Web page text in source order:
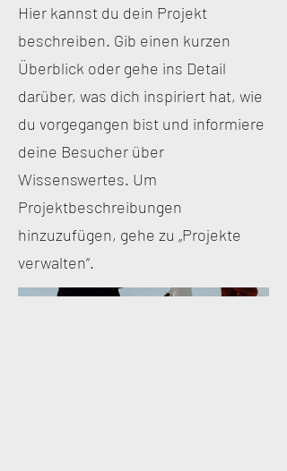
Hier kannst du dein Projekt
beschreiben. Gib einen kurzen
Überblick oder gehe ins Detail
darüber, was dich inspiriert hat, wie
du vorgegangen bist und informiere
deine Besucher über
Wissenswertes. Um
Projektbeschreibungen
hinzuzufügen, gehe zu „Projekte
verwalten“.